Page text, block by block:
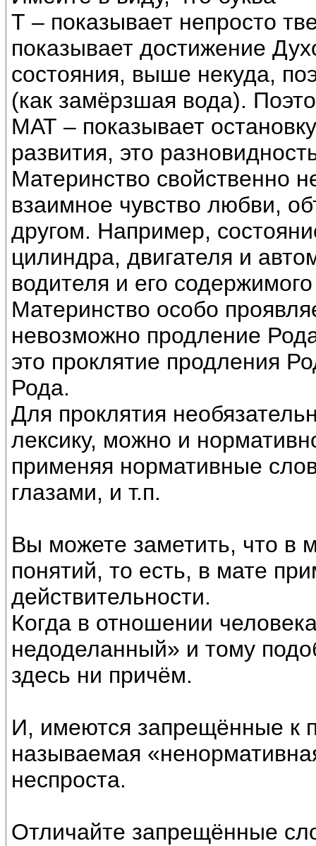
Т – показывает непросто
показывает достижение
состояния, выше некуда,
(как замёрзшая вода).
МАТ – показывает
развития, это
Материнство свойственно
взаимное чувство любви,
другом. Например,
цилиндра, двигателя и
водителя и его
Материнство особо
невозможно продление
это проклятие продления
Рода.
Для проклятия
лексику, можно и
применяя нормативные
глазами, и т.п.
Вы можете заметить, что в
понятий, то есть, в мате
действительности.
Когда в отношении
недоделанный» и тому
здесь ни причём.
И, имеются запрещённые к
называемая
неспроста.
Отличайте запрещённые